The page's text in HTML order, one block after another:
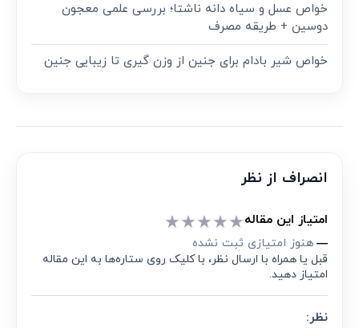
خواص عسل و سیاه دانه ناشتا؛ بررسی علمی معجون
دوسین + طریقه مصرف
خواص شیر بادام برای جنین از وزن گیری تا زیبایی جنین
انصراف از نظر
امتیاز این مقاله★
★
★
★
★
— هنوز امتیازی ثبت نشده
قبل یا همراه با ارسال نظر، با کلیک روی ستاره‌ها به این مقاله
امتیاز دهید.
نظر: